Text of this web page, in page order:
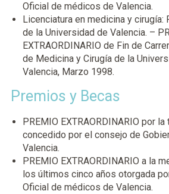
Oficial de médicos de Valencia.
Licenciatura en medicina y cirugía:
de la Universidad de Valencia. –
EXTRAORDINARIO de Fin de
de Medicina y Cirugía de la
Valencia, Marzo 1998.
Premios y Becas
PREMIO EXTRAORDINARIO por
concedido por el consejo de
Valencia.
PREMIO EXTRAORDINARIO a la
los últimos cinco años otorgada
Oficial de médicos de Valencia.